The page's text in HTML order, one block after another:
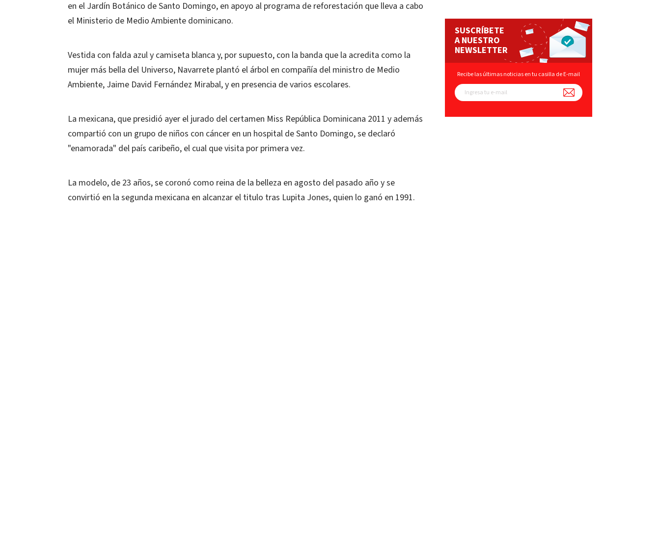
en el Jardín Botánico de Santo Domingo, en apoyo al programa de reforestación que lleva a cabo
el Ministerio de Medio Ambiente dominicano.
Vestida con falda azul y camiseta blanca y, por supuesto, con la banda que la acredita como la
mujer más bella del Universo, Navarrete plantó el árbol en compañía del ministro de Medio
Ambiente, Jaime David Fernández Mirabal, y en presencia de varios escolares.
La mexicana, que presidió ayer el jurado del certamen Miss República Dominicana 2011 y además
compartió con un grupo de niños con cáncer en un hospital de Santo Domingo, se declaró
"enamorada" del país caribeño, el cual que visita por primera vez.
La modelo, de 23 años, se coronó como reina de la belleza en agosto del pasado año y se
convirtió en la segunda mexicana en alcanzar el titulo tras Lupita Jones, quien lo ganó en 1991.
SUSCRÍBETE
A NUESTRO
NEWSLETTER
Recibe las últimas noticias en tu casilla de E-mail